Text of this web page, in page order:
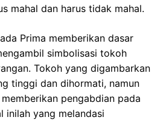
mahal dan harus tidak mahal.
Prima memberikan dasar
simbolisasi tokoh
Tokoh yang digambarkan
tinggi dan dihormati, namun
pengabdian pada
inilah yang melandasi